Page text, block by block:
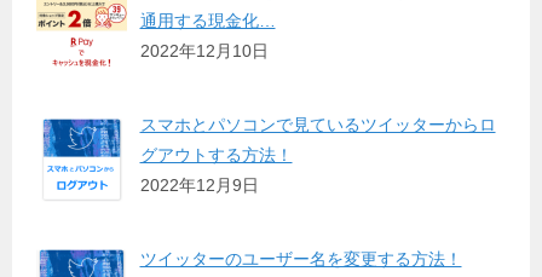
通用する現金化…
2022年12月10日
スマホとパソコンで見ているツイッターからロ
グアウトする方法！
2022年12月9日
ツイッターのユーザー名を変更する方法！